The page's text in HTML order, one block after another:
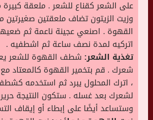
على الشعر كقناع للشعر . ملعقة
وزيت الزيتون تضاف ملعقتين
القهوة . اصنعي عجينة ناعمة ثم
اتركيه لمدة نصف ساعة ثم اشطفيه .
تغذية الشعر: شطف القهوة للشعر
شعرك . قم بتخمير القهوة كالمعتاد
، اترك المحلول يبرد ثم استخدمه
لشعرك بعد غسله . ستكون النتيجة
وستساعد أيضًا على إبطاء أو إيقاف